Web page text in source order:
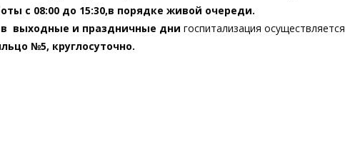
с 08:00 до 15:30,в порядке живой очереди.
в выходные и праздничные дни госпитализация осуществляется
№5, круглосуточно.